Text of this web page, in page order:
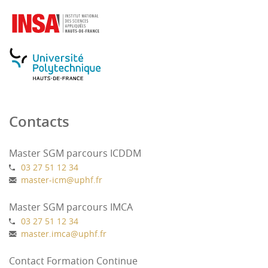
Contacts
Master SGM parcours ICDDM
03 27 51 12 34
master-icm@uphf.fr
Master SGM parcours IMCA
03 27 51 12 34
master.imca@uphf.fr
Contact Formation Continue